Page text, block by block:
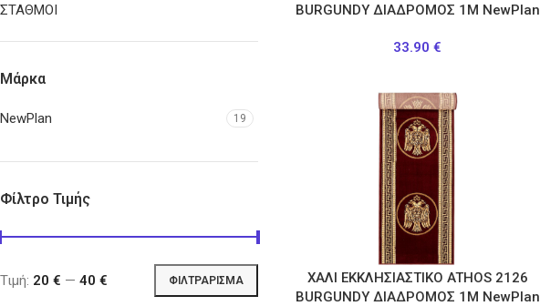
ΣΤΑΘΜΟΊ
Μάρκα
NewPlan 19
Φίλτρο Τιμής
ΦΙΛΤΡΆΡΙΣΜΑ
Τιμή: 20 € — 40 €
BURGUNDY ΔΙΑΔΡΟΜΟΣ 1Μ NewPlan
33.90€
ΧΑΛΙ ΕΚΚΛΗΣΙΑΣΤΙΚΟ ATHOS 2126
BURGUNDY ΔΙΑΔΡΟΜΟΣ 1Μ NewPlan